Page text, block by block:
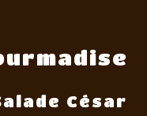
César